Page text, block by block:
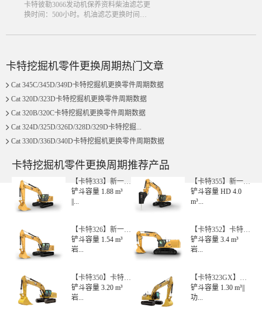
零件周期数据
卡特彼勒3066发动机保养资料柴油滤芯更
换时间：500小时。机油滤芯更换时间：
及时排水。油水分离器更换
卡特挖掘机零件更换周期热门文章
Cat 345C/345D/349D卡特挖掘机更换零件周期数据
Cat 320D/323D卡特挖掘机更换零件周期数据
Cat 320B/320C卡特挖掘机更换零件周期数据
Cat 324D/325D/326D/328D/329D卡特挖掘...
Cat 330D/336D/340D卡特挖掘机更换零件周期数据
卡特挖掘机零件更换周期推荐产品
【卡特333】新一代
卡特彼...
铲斗容量 1.88 m³
||...
【卡特355】新一代
卡特彼...
铲斗容量 HD 4.0
m³...
【卡特326】新一代
卡特彼...
铲斗容量 1.54 m³
岩...
【卡特352】卡特彼
勒352...
铲斗容量 3.4 m³
岩...
【卡特350】卡特彼
勒350...
铲斗容量 3.20 m³
岩...
【卡特323GX】卡
特彼勒32...
铲斗容量 1.30 m³||
功...
陕西省汉中市用户 189****7826咨询了卡特挖掘机【国四】的价
广东省深圳市用户 156****4564咨询了420F2的价格
四川省成都市用户 173****0019咨询了卡特中型挖掘机【国四】
广东省梅州市用户 175****6728咨询了303CR的价格
用户 176****1977咨询了卡特彼勒349的价格
山东省青岛市用户 131****3989咨询了中型挖掘机的价格
广东省佛山市用户 199****9371咨询了卡特大型挖掘机【国四】
广西壮族自治区玉林市用户 150****6996咨询了卡特中型挖掘机
湖南省常德市用户 132****8588咨询了卡特355的价格
广东省广州市用户 181****4862咨询了卡特大型挖掘机【国四】
江西省九江市用户 188****1650咨询了卡特330GC的价格
广东省佛山市用户 183****3726咨询了卡特彼勒320的价格
广西壮族自治区贵港市用户 157****1603咨询了卡特轮式挖掘机
用户 176****1977咨询了卡特彼勒349的价格